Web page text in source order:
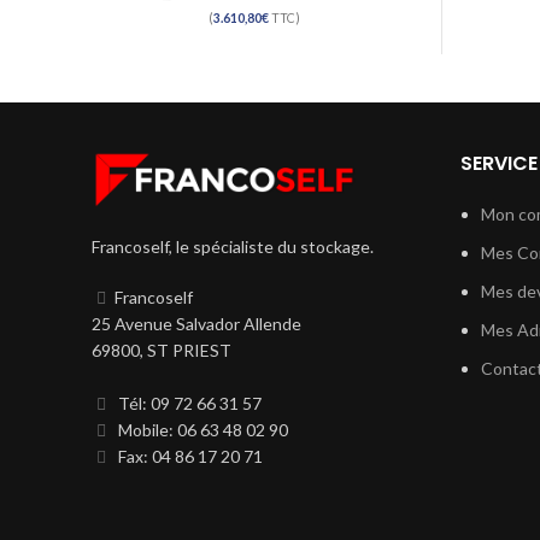
(3.610,80€TTC)
Francoself, le spécialiste du stockage.
Francoself
25 Avenue Salvador Allende
69800, ST PRIEST
Tél: 09 72 66 31 57
Mobile: 06 63 48 02 90
Fax: 04 86 17 20 71
Mon
Mes
Mes
Mes